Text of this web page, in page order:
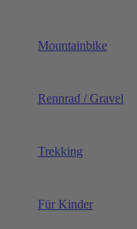
Mountainbike
Rennrad / Gravel
Trekking
Für Kinder